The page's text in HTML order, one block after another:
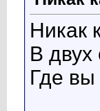
Никак
В двух
Где